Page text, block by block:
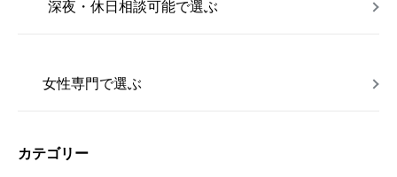
深夜・休日相談可能で選ぶ
女性専門で選ぶ
カテゴリー